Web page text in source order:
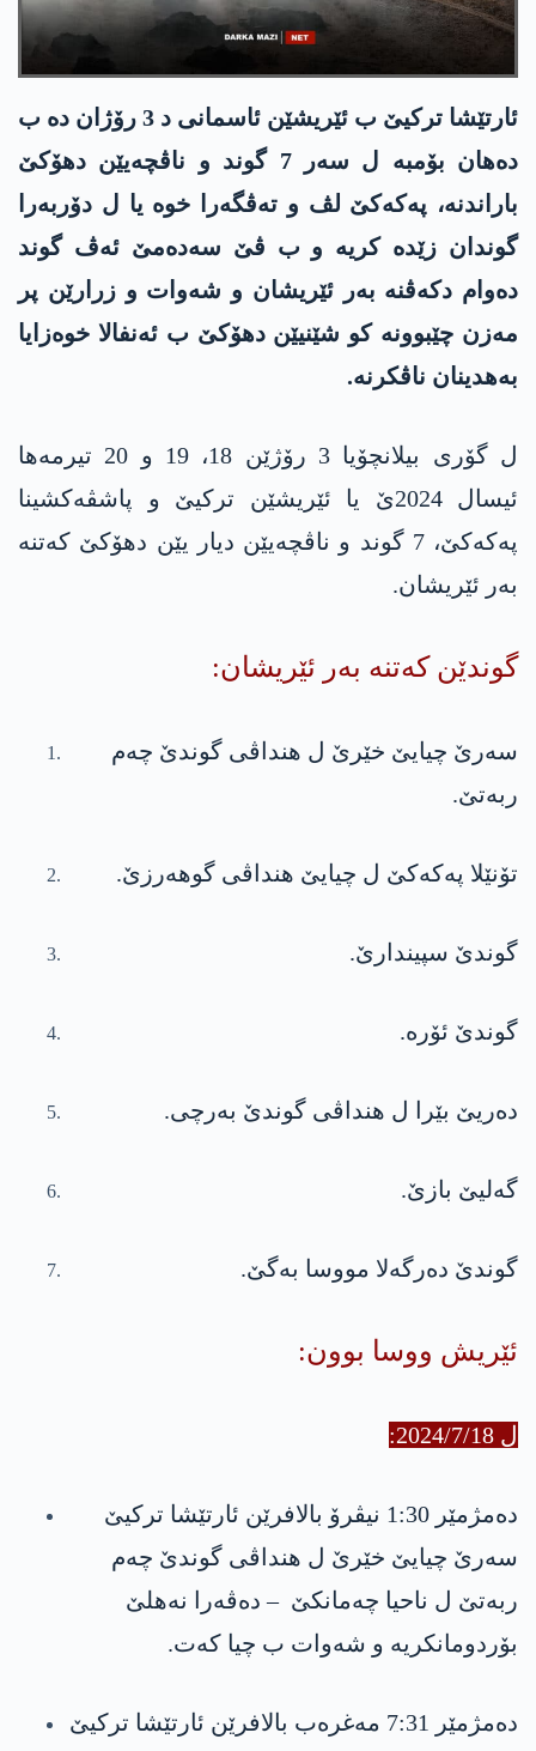
ئارتێشا تركیێ ب ئێریشێن ئاسمانی د 3 رۆژان ده‌ ب
ده‌هان بۆمبه‌ ل سه‌ر 7 گوند و ناڤچه‌یێن دهۆكێ
باراندنه‌، په‌كه‌كێ‌ لڤ و ته‌ڤگه‌را خوه‌ یا ل دۆربه‌را
گوندان زێده‌ كریه‌ و ب ڤێ سه‌ده‌مێ ئه‌ڤ گوند
ده‌وام دكه‌ڤنه‌ به‌ر ئێریشان و شه‌وات و زرارێن پر
مه‌زن چێبوونه‌ كو شێنیێن دهۆكێ ب ئه‌نفالا خوه‌زایا
به‌هدینان ناڤكرنه‌.
ل گۆری بیلانچۆیا 3 رۆژێن 18، 19 و 20 تیرمه‌ها
ئیسال 2024ێ یا ئێریشێن تركیێ و پاشڤه‌كشینا
په‌كه‌كێ، 7 گوند و ناڤچه‌یێن دیار یێن دهۆكێ كه‌تنه‌
به‌ر ئێریشان.
گوندێن كه‌تنه‌ به‌ر ئێریشان:
سەرێ چیایێ خێرێ ل هنداڤی گوندێ چەم
ربەتێ.
تۆنێلا ‎په‌كه‌كێ‏ ل چیایێ هنداڤی گوهەرزێ.
گوندێ سپیندارێ.
گوندێ ئۆرە.
دەریێ بێرا ل هنداڤی گوندێ بەرچی.
گەلیێ بازێ.
گوندێ دەرگەلا مووسا بەگێ.
ئێریش ووسا بوون:
ل 2024/7/18:
دەمژمێر ‎1:30‏ نیڤرۆ بالافرێن ئارتێشا تركیێ
سەرێ چیایێ خێرێ ل هنداڤی گوندێ چەم
ربەتێ ل ناحیا چەمانکێ ‏ – دەڤەرا نەهلێ
بۆردومانکریە و شه‌وات ب چیا كه‌ت.
دەمژمێر ‎7:31‏ مەغرەب بالافرێن ئارتێشا تركیێ